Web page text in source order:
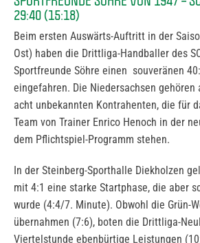
29:40 (15:18)
Beim ersten Auswärts-Auftritt in der
Ost) haben die Drittliga-Handballer des
Sportfreunde Söhre einen souveränen
eingefahren. Die Niedersachsen gehören
acht unbekannten Kontrahenten, die für
Team von Trainer Enrico Henoch in der
dem Pflichtspiel-Programm stehen.
In der Steinberg-Sporthalle Diekholzen
mit 4:1 eine starke Startphase, die aber
wurde (4:4/7. Minute). Obwohl die Grün-
übernahmen (7:6), boten die Drittliga-
Viertelstunde ebenbürtige Leistungen